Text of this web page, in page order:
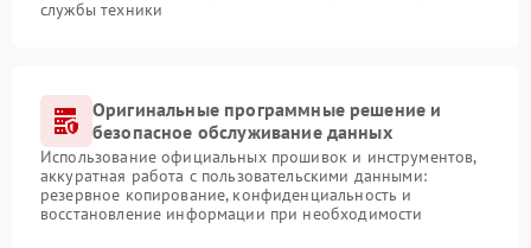
службы техники
Оригинальные программные решение и
безопасное обслуживание данных
Использование официальных прошивок и инструментов,
аккуратная работа с пользовательскими данными:
резервное копирование, конфиденциальность и
восстановление информации при необходимости